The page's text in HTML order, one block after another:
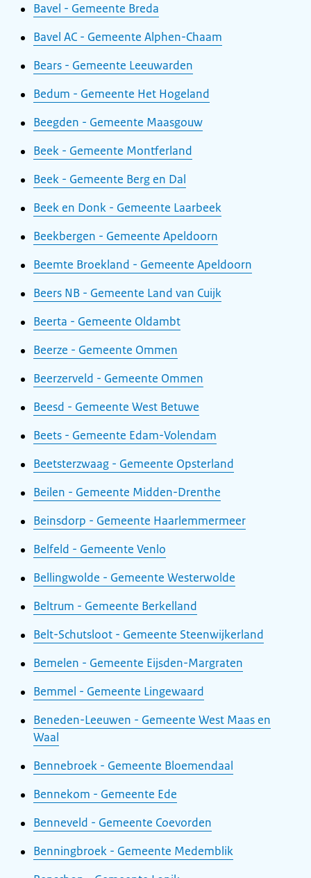
Bavel - Gemeente Breda
Bavel AC - Gemeente Alphen-Chaam
Bears - Gemeente Leeuwarden
Bedum - Gemeente Het Hogeland
Beegden - Gemeente Maasgouw
Beek - Gemeente Montferland
Beek - Gemeente Berg en Dal
Beek en Donk - Gemeente Laarbeek
Beekbergen - Gemeente Apeldoorn
Beemte Broekland - Gemeente Apeldoorn
Beers NB - Gemeente Land van Cuijk
Beerta - Gemeente Oldambt
Beerze - Gemeente Ommen
Beerzerveld - Gemeente Ommen
Beesd - Gemeente West Betuwe
Beets - Gemeente Edam-Volendam
Beetsterzwaag - Gemeente Opsterland
Beilen - Gemeente Midden-Drenthe
Beinsdorp - Gemeente Haarlemmermeer
Belfeld - Gemeente Venlo
Bellingwolde - Gemeente Westerwolde
Beltrum - Gemeente Berkelland
Belt-Schutsloot - Gemeente Steenwijkerland
Bemelen - Gemeente Eijsden-Margraten
Bemmel - Gemeente Lingewaard
Beneden-Leeuwen - Gemeente West Maas en
Waal
Bennebroek - Gemeente Bloemendaal
Bennekom - Gemeente Ede
Benneveld - Gemeente Coevorden
Benningbroek - Gemeente Medemblik